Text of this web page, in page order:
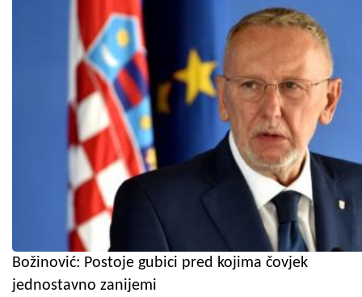
Božinović: Postoje gubici pred kojima čovjek
jednostavno zanijemi